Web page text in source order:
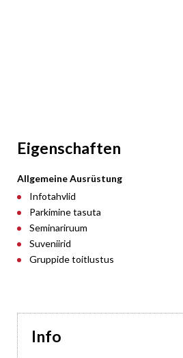
Eigenschaften
Allgemeine Ausrüstung
Infotahvlid
Parkimine tasuta
Seminariruum
Suveniirid
Gruppide toitlustus
Info